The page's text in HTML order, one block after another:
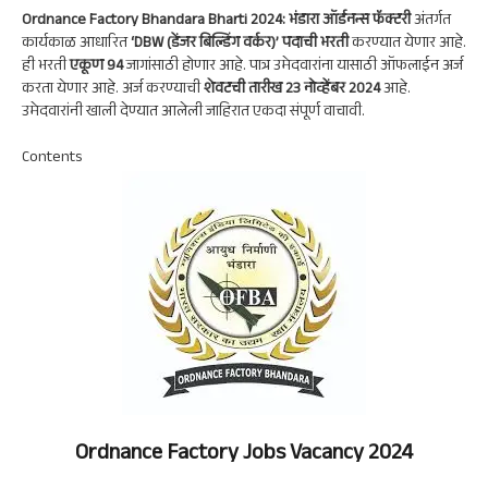
A
p
p
a
m
oo
k
dI
n
Ordnance Factory Bhandara Bharti 2024: भंडारा ऑर्डनन्स फॅक्टरीअंतर्गत
कार्यकाळ आधारित‘DBW (डेंजर बिल्डिंग वर्कर)’ पदाची भरतीकरण्यात येणार आहे.
ही भरतीएकूण 94जागांसाठी होणार आहे. पात्र उमेदवारांना यासाठी ऑफलाईन अर्ज
करता येणार आहे. अर्ज करण्याचीशेवटची तारीख 23 नोव्हेंबर 2024आहे.
उमेदवारांनी खाली देण्यात आलेली जाहिरात एकदा संपूर्ण वाचावी.
Contents
Ordnance Factory Jobs Vacancy 2024